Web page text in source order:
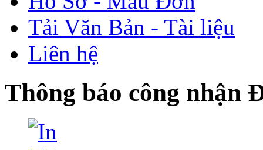
Tải Văn Bản - Tài liệu
Liên hệ
Thông báo công nhận